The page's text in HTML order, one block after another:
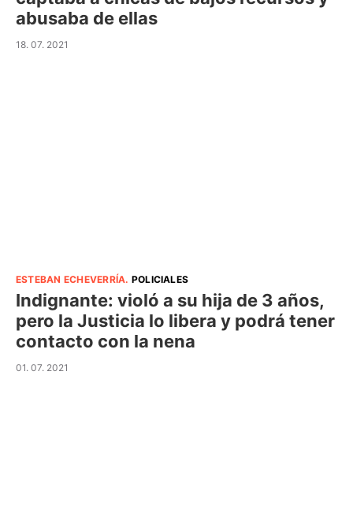
abusaba de ellas
18. 07. 2021
ESTEBAN ECHEVERRÍA. POLICIALES
Indignante: violó a su hija de 3 años,
pero la Justicia lo libera y podrá tener
contacto con la nena
01. 07. 2021